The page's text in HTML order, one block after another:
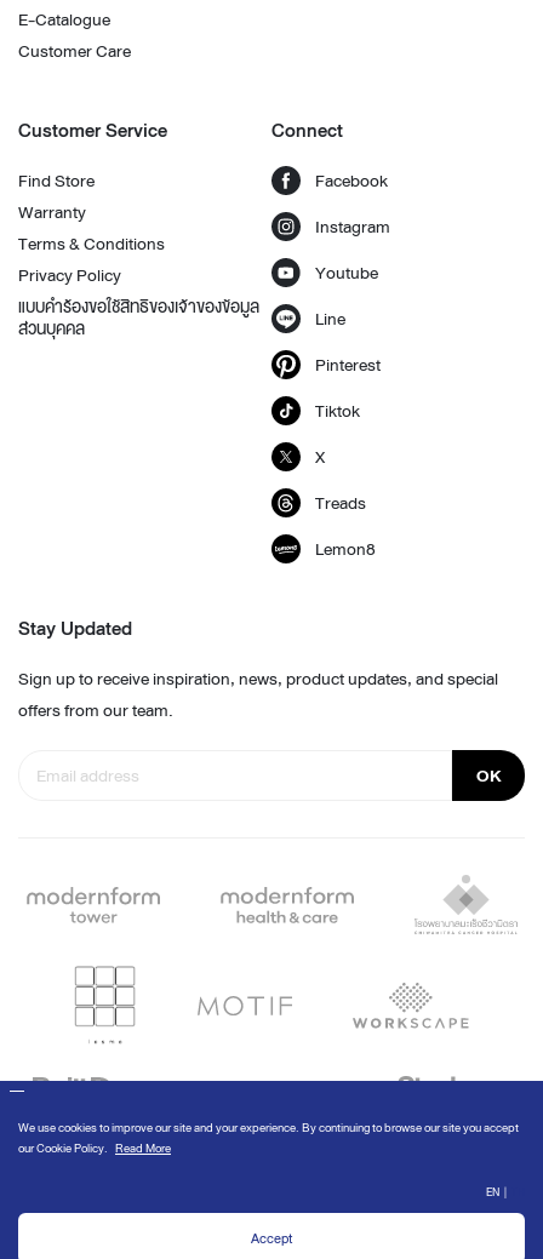
E-Catalogue
Customer Care
Customer Service
Find Store
Warranty
Terms & Conditions
Privacy Policy
แบบคำร้องขอใช้สิทธิของเจ้าของข้อมูล
ส่วนบุคคล
Connect
Facebook
Instagram
Youtube
Line
Pinterest
Tiktok
X
Treads
Lemon8
Stay Updated
Sign up to receive inspiration, news, product updates, and special
offers from our team.
OK
© Modernform 2020
We use cookies to improve our site and your experience. By continuing to
browse our site you accept our
Cookie Policy.